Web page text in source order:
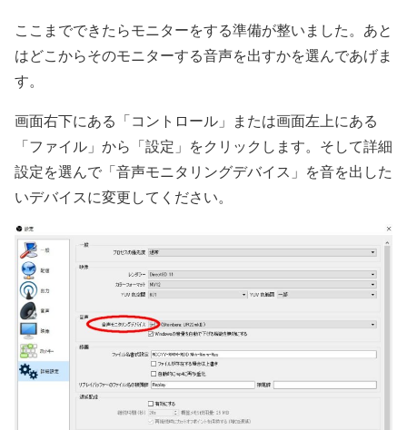
ここまでできたらモニターをする準備が整いました。あと
はどこからそのモニターする音声を出すかを選んであげま
す。
画面右下にある「コントロール」または画面左上にある
「ファイル」から「設定」をクリックします。そして詳細
設定を選んで「音声モニタリングデバイス」を音を出した
いデバイスに変更してください。